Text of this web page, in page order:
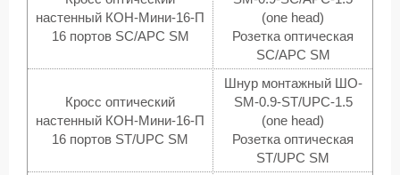
настенный КОН-Мини-16-П
16 портов SC/APC SM
(one head)
Розетка оптическая
SC/APC SM
Кросс оптический
настенный КОН-Мини-16-П
16 портов ST/UPC SM
Шнур монтажный ШО-
SM-0.9-ST/UPC-1.5
(one head)
Розетка оптическая
ST/UPC SM